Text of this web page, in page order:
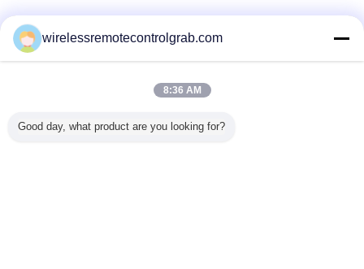
Trust Seal
Verified Suplier
جميع المنتجات
wirelessremotecontrolgrab.com
8:36 AM
Good day, what product are you looking for?